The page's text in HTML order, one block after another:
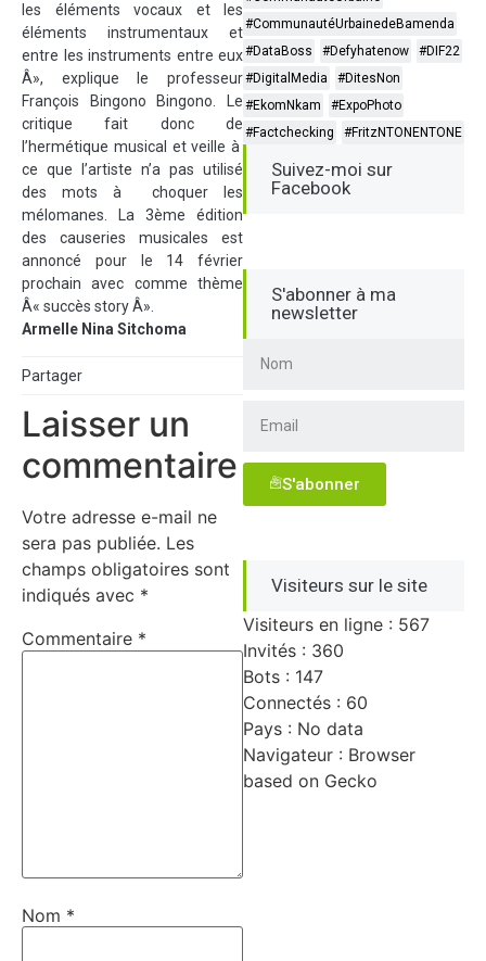
les éléments vocaux et les
éléments instrumentaux et
entre les instruments entre eux
Â», explique le professeur
François Bingono Bingono. Le
critique fait donc de
l’hermétique musical et veille à
ce que l’artiste n’a pas utilisé
des mots à choquer les
mélomanes. La 3ème édition
des causeries musicales est
annoncé pour le 14 février
prochain avec comme thème
Â« succès story Â».
Armelle Nina Sitchoma
Partager
Laisser un
commentaire
Votre adresse e-mail ne
sera pas publiée. Les
champs obligatoires sont
indiqués avec *
Commentaire *
Nom *
#CommunautéUrbainedeBamenda
#DataBoss
#Defyhatenow
#DIF22
#DigitalMedia
#DitesNon
#EkomNkam
#ExpoPhoto
#Factchecking
#FritzNTONENTONE
Suivez-moi sur
Facebook
S'abonner à ma
newsletter
S'abonner
Visiteurs sur le site
Visiteurs en ligne : 567
Invités : 360
Bots : 147
Connectés : 60
Pays : No data
Navigateur : Browser
based on Gecko